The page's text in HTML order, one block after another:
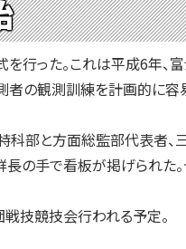
った。これは平成6年、
の観測訓練を計画的に
部と方面総監部代表者
の手で看板が掲げられた
技競技会行われる予定。